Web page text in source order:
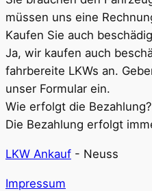
müssen uns eine
Kaufen Sie auch
Ja, wir kaufen auch
fahrbereite LKWs an.
unser Formular ein.
Wie erfolgt die Bezahlung?
Die Bezahlung erfolgt
LKW Ankauf - Neuss
Impressum